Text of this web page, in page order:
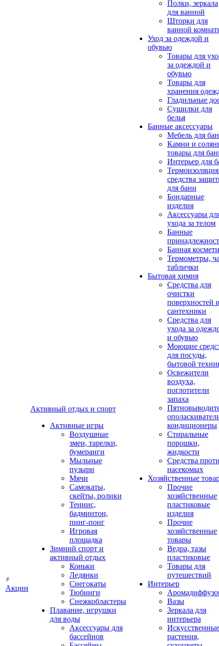
Акции
Активный отдых и спорт
Активные игры
Воздушные
змеи, тарелки,
бумеранги
Мыльные
пузыри
Мячи
Самокаты,
скейты, ролики
Теннис,
бадминтон,
пинг-понг
Игровая
площадка
Зимний спорт и
активный отдых
Коньки
Ледянки
Снегокаты
Тюбинги
Снежкобластеры
Плавание, игрушки
для воды
Аксессуары для
бассейнов
Полки, зеркала
для ванной
Шторки для
ванной
Уход за одеждой и
обувью
Товары для
за одеждой и
обувью
Товары для
хранения
Гладильные
Сушилки для
белья
Банные аксессуары
Мебель для
Камни и
товары для
Интерьер для
средства
для бани
Бондарные
изделия
Аксеcсуары
ухода за телом
Банные
Банная
Термометры,
таблички
Бытовая химия
Средства для
очистки
поверхностей
сантехники
Средства для
ухода за
и обувью
Моющие
для посуды,
бытовой
Освежители
воздуха,
поглотители
запаха
кондиционеры
Стиральные
порошки,
жидкости
Средства
насекомых
Хозяйственные
Прочие
хозяйственные
пластиковые
изделия
Прочие
хозяйственные
товары
Ведра, тазы
пластиковые
Товары для
путешествий
Интерьер
Вазы
Зеркала для
интерьера
Искусственные
растения,